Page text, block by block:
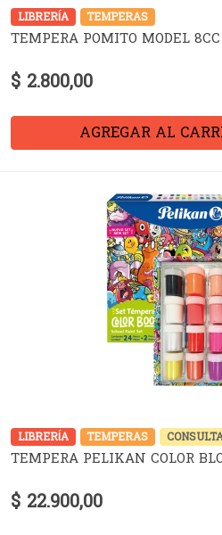
LIBRERÍA TEMPERAS
TEMPERA POMITO MODEL
$ 2.800,00
AGREGAR AL
LIBRERÍA TEMPERAS
TEMPERA PELIKAN COLOR
$ 22.900,00